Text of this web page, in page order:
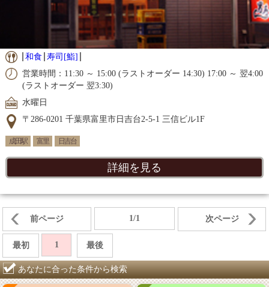
和食 寿司[鮨]
営業時間：11:30 ～ 15:00 (ラストオーダー 14:30) 17:00 ～ 翌4:00
(ラストオーダー 翌3:30)
水曜日
〒286-0201 千葉県富里市日吉台2-5-1 三信ビル1F
成田駅 富里 日吉台
詳細を見る
前ページ 1/1 次ページ
最初 1 最後
あなたに合った条件から検索